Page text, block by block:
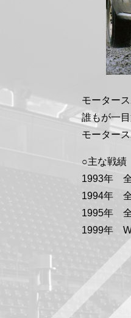
モーター
誰もが一
モーター
○主な戦績
1993年
1994年
1995年
1999年